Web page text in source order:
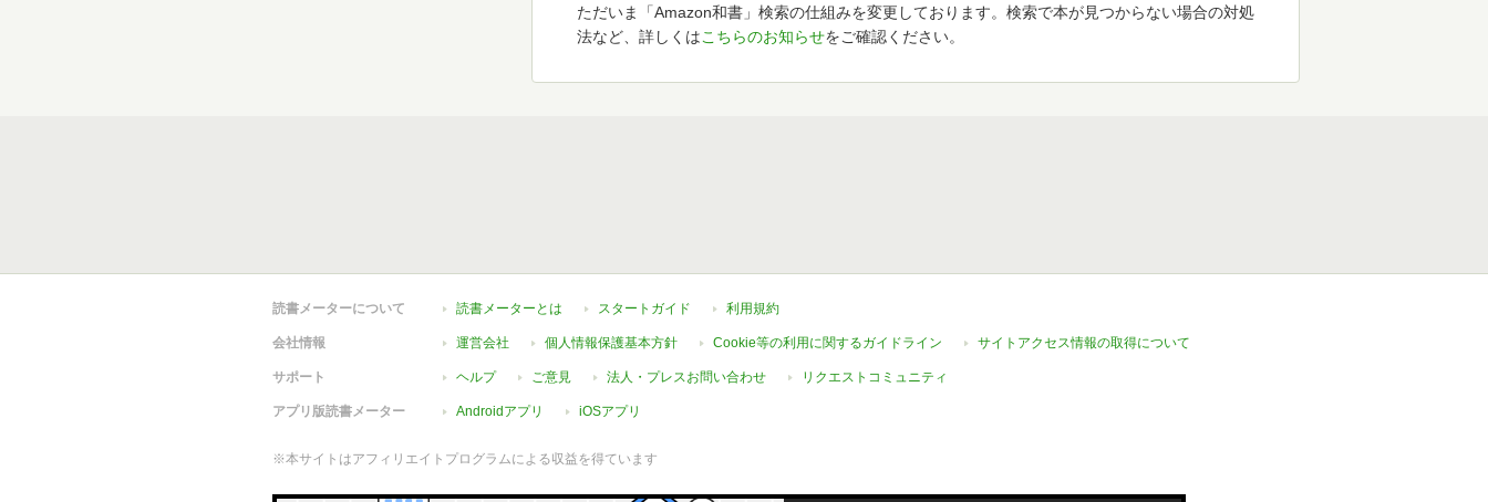
ただいま「Amazon和書」検索の仕組みを変更しております。検索で本が見つからない場合の対処
法など、詳しくはこちらのお知らせをご確認ください。
読書メーターについて 読書メーターとは スタートガイド 利用規約
会社情報 運営会社 個人情報保護基本方針 Cookie等の利用に関するガイドライン サイトアクセス情報の取得について
サポート ヘルプ ご意見 法人・プレスお問い合わせ リクエストコミュニティ
アプリ版読書メーター Androidアプリ iOSアプリ
※本サイトはアフィリエイトプログラムによる収益を得ています